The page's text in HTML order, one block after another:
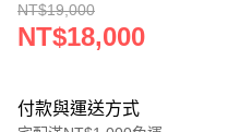
NT$19,000
NT$18,000
付款與運送方式